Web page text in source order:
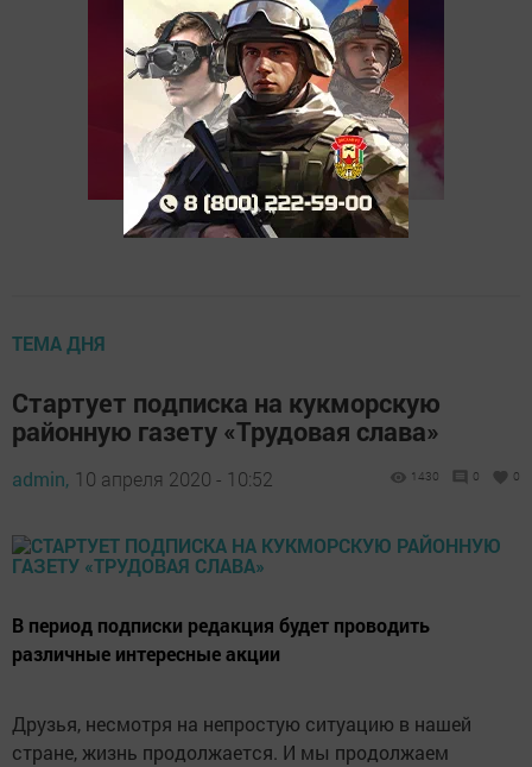
ТЕМА ДНЯ
Стартует подписка на кукморскую
районную газету «Трудовая слава»
admin, 10 апреля 2020 - 10:52 1430 0 0
В период подписки редакция будет проводить
различные интересные акции
Друзья, несмотря на непростую ситуацию в нашей
стране, жизнь продолжается. И мы продолжаем